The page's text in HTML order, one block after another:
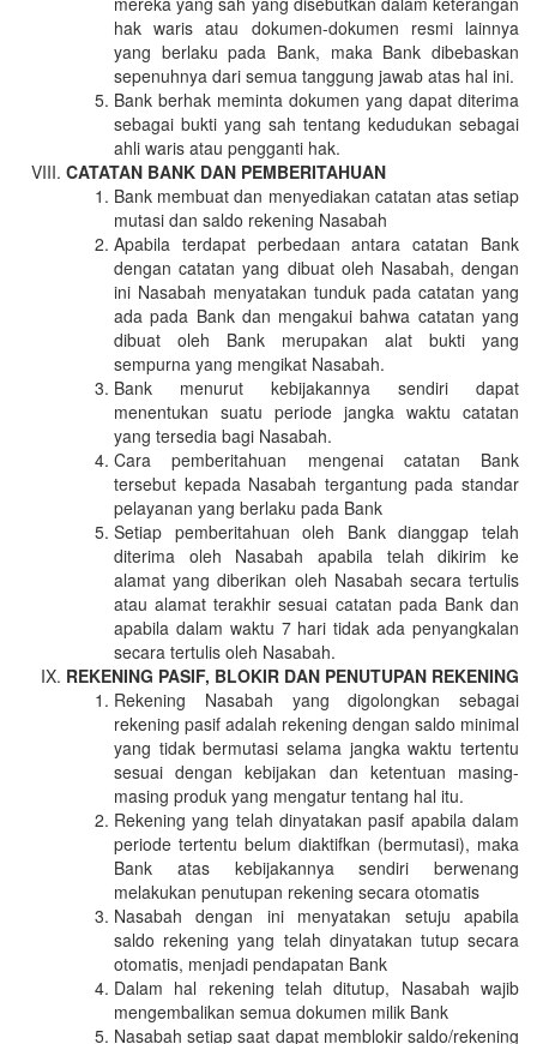
hak waris atau dokumen-dokumen resmi lainnya
yang berlaku pada Bank, maka Bank dibebaskan
sepenuhnya dari semua tanggung jawab atas hal ini.
Bank berhak meminta dokumen yang dapat diterima
sebagai bukti yang sah tentang kedudukan sebagai
ahli waris atau pengganti hak.
CATATAN BANK DAN PEMBERITAHUAN
Bank membuat dan menyediakan catatan atas setiap
mutasi dan saldo rekening Nasabah
Apabila terdapat perbedaan antara catatan Bank
dengan catatan yang dibuat oleh Nasabah, dengan
ini Nasabah menyatakan tunduk pada catatan yang
ada pada Bank dan mengakui bahwa catatan yang
dibuat oleh Bank merupakan alat bukti yang
sempurna yang mengikat Nasabah.
Bank menurut kebijakannya sendiri dapat
menentukan suatu periode jangka waktu catatan
yang tersedia bagi Nasabah.
Cara pemberitahuan mengenai catatan Bank
tersebut kepada Nasabah tergantung pada standar
pelayanan yang berlaku pada Bank
Setiap pemberitahuan oleh Bank dianggap telah
diterima oleh Nasabah apabila telah dikirim ke
alamat yang diberikan oleh Nasabah secara tertulis
atau alamat terakhir sesuai catatan pada Bank dan
apabila dalam waktu 7 hari tidak ada penyangkalan
secara tertulis oleh Nasabah.
REKENING PASIF, BLOKIR DAN PENUTUPAN REKENING
Rekening Nasabah yang digolongkan sebagai
rekening pasif adalah rekening dengan saldo minimal
yang tidak bermutasi selama jangka waktu tertentu
sesuai dengan kebijakan dan ketentuan masing-
masing produk yang mengatur tentang hal itu.
Rekening yang telah dinyatakan pasif apabila dalam
periode tertentu belum diaktifkan (bermutasi), maka
Bank atas kebijakannya sendiri berwenang
melakukan penutupan rekening secara otomatis
Nasabah dengan ini menyatakan setuju apabila
saldo rekening yang telah dinyatakan tutup secara
otomatis, menjadi pendapatan Bank
Dalam hal rekening telah ditutup, Nasabah wajib
mengembalikan semua dokumen milik Bank
Nasabah setiap saat dapat memblokir saldo/rekening